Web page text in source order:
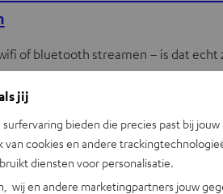
of bluetooth streamen – is dat echt
Een luid en duidelijk antwoord: ja!
is…
jij
bieden die precies past bij
van cookies en andere
diensten voor personalisatie.
wij en andere marketingpartners jouw